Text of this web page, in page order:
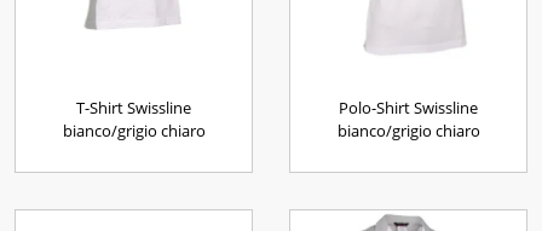
T-Shirt Swissline
bianco/grigio chiaro
Polo-Shirt Swissline
bianco/grigio chiaro